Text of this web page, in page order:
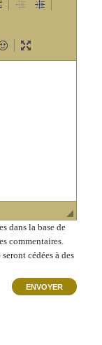
dans la base de
commentaires.
cédées à des
ENVOYER